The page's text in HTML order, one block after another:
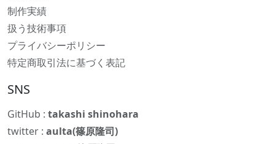
制作実績
扱う技術事項
プライバシーポリシー
特定商取引法に基づく表記
SNS
GitHub : takashi shinohara
twitter : aulta(篠原隆司)